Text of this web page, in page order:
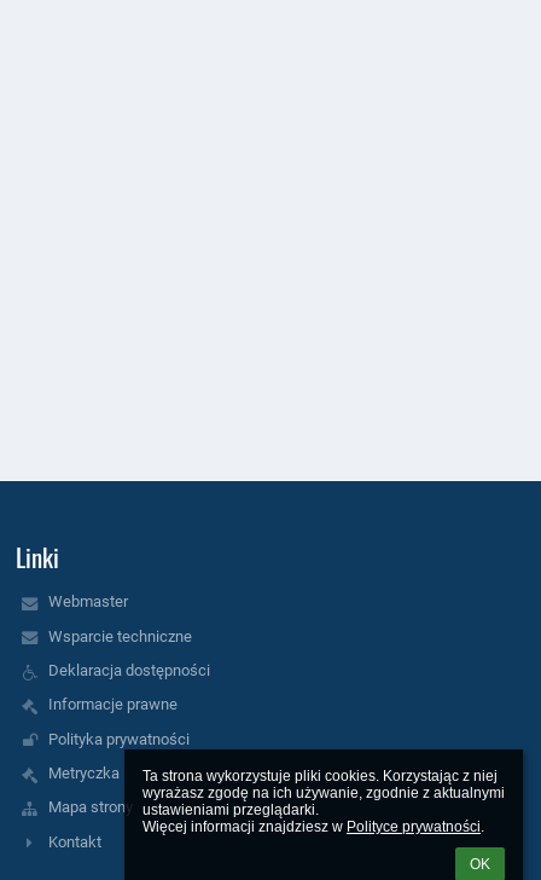
Ta strona wykorzystuje pliki cookies. Korzystając z niej
wyrażasz zgodę na ich używanie, zgodnie z aktualnymi
ustawieniami przeglądarki.
Więcej informacji znajdziesz w Polityce prywatności.
OK
Linki
Webmaster
Wsparcie techniczne
Deklaracja dostępności
Informacje prawne
Polityka prywatności
Metryczka
Mapa strony
Kontakt